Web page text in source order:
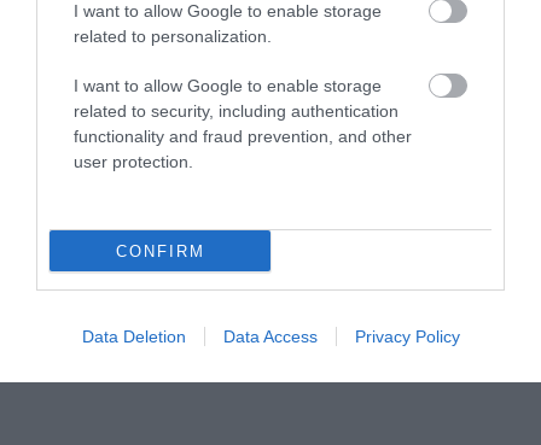
I want to allow Google to enable storage
related to personalization.
I want to allow Google to enable storage
related to security, including authentication
functionality and fraud prevention, and other
user protection.
CONFIRM
Data Deletion Data Access Privacy Policy
Az átláthatatlan események közepette
hajnalban a belpolitikai stabilitás, a demokrácia
és a béke megőrzése mellett foglalt állást az
ENSZ főtitkára, az Európai Unói több vezető
tisztségviselője, Angela Merkel német
orosz külügyminiszter.